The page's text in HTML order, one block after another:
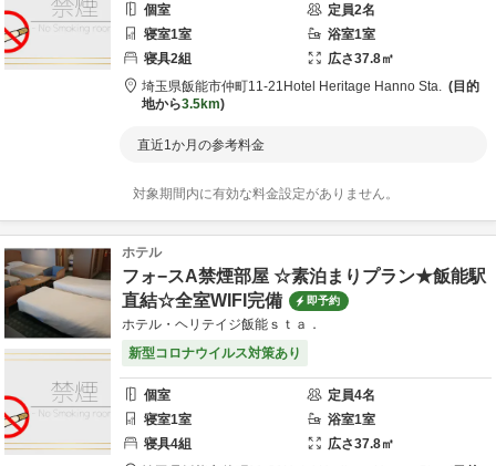
個室 定員2名
寝室1室 浴室1室
寝具2組 広さ37.8㎡
埼玉県飯能市仲町11-21 Hotel Heritage Hanno Sta.
目的
地から3.5km
直近1か月の参考料金
対象期間内に有効な料金設定がありません。
ホテル
フォ−スA禁煙部屋 ☆素泊まりプラン★飯能駅
直結☆全室WIFI完備
即予約
ホテル・ヘリテイジ飯能ｓｔａ．
新型コロナウイルス対策あり
個室 定員4名
寝室1室 浴室1室
寝具4組 広さ37.8㎡